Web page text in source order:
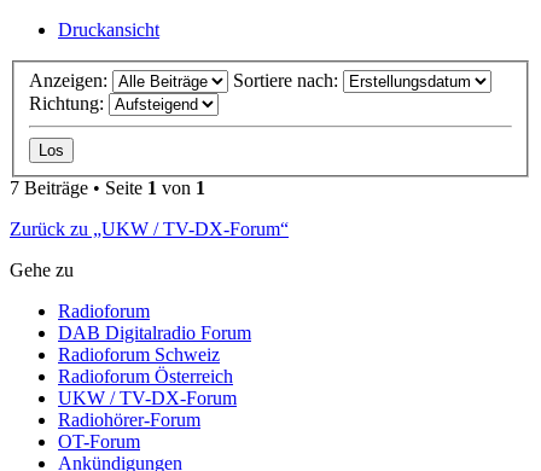
Druckansicht
Anzeigen:
Sortiere nach:
Richtung:
7 Beiträge • Seite 1 von 1
Zurück zu „UKW / TV-DX-Forum“
Gehe zu
Radioforum
DAB Digitalradio Forum
Radioforum Schweiz
Radioforum Österreich
UKW / TV-DX-Forum
Radiohörer-Forum
OT-Forum
Ankündigungen